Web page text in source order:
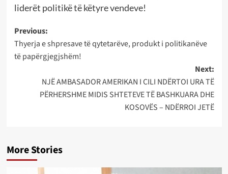
liderët politikë të këtyre vendeve!
Post
navigation
Previous:
Thyerja e shpresave të qytetarëve, produkt i politikanëve
të papërgjegjshëm!
Next:
NJË AMBASADOR AMERIKAN I CILI NDËRTOI URA TË
PËRHERSHME MIDIS SHTETEVE TË BASHKUARA DHE
KOSOVËS – NDËRROI JETË
More Stories